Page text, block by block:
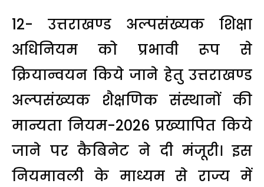
12- उत्तराखण्ड अल्पसंख्यक शिक्षा
अधिनियम को प्रभावी रूप से
क्रियान्वयन किये जाने हेतु उत्तराखण्ड
अल्पसंख्यक शैक्षणिक संस्थानों की
मान्यता नियम-2026 प्रख्यापित किये
जाने पर कैबिनेट ने दी मंजूरी। इस
नियमावली के माध्यम से राज्य में